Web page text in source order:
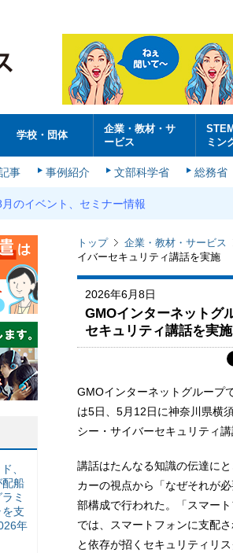
学校・団体
企業・教材・サ
ービス
ミン
事 事例紹介 文部科学省 総務省
月のイベント、セミナー情報
トップ 企業・教材・サービス
イバーセキュリティ講話を実施
2026年6月8日
GMOインターネットグ
セキュリティ講話を実施
GMOインターネットグループ
は5日、5月12日に神奈川県横
シー・サイバーセキュリティ
講話はたんなる知識の伝達に
カーの視点から「なぜそれが
部構成で行われた。「スマー
では、スマートフォンに支配
と依存が招くセキュリティリス
、
配船
ミ
支
年